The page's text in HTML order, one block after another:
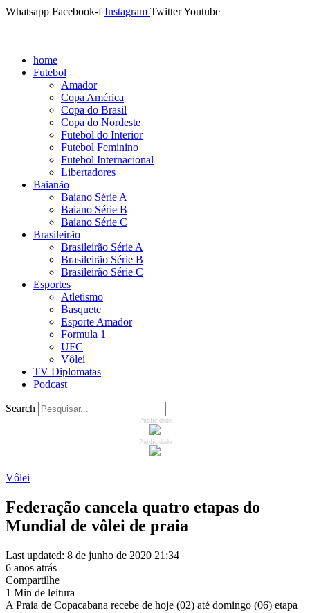
Whatsapp Facebook-f Instagram TwitterYoutube
home
Futebol
Amador
Copa América
Copa do Brasil
Copa do Nordeste
Futebol do Interior
Futebol Feminino
Futebol Internacional
Libertadores
Baianão
Baiano Série A
Baiano Série B
Baiano Série C
Brasileirão
Brasileirão Série A
Brasileirão Série B
Brasileirão Série C
Esportes
Atletismo
Basquete
Esporte Amador
Formula 1
UFC
Vôlei
TV Diplomatas
Podcast
Search
Publicidade
Publicidade
Vôlei
Federação cancela quatro etapas do
Mundial de vôlei de praia
Last updated: 8 de junho de 2020 21:34
6 anos atrás
Compartilhe
1 Min de leitura
A Praia de Copacabana recebe de hoje (02) até domingo (06) etapa